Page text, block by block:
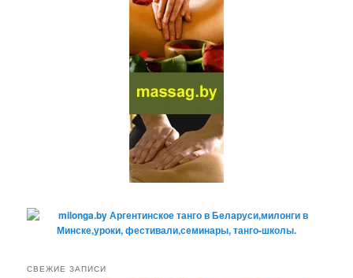
СВЕЖИЕ ЗАПИСИ